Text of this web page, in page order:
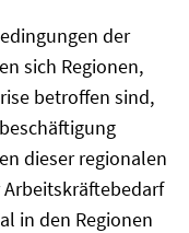
der
sich Regionen,
betroffen sind,
dieser regionalen
Arbeitskräftebedarf
in den Regionen